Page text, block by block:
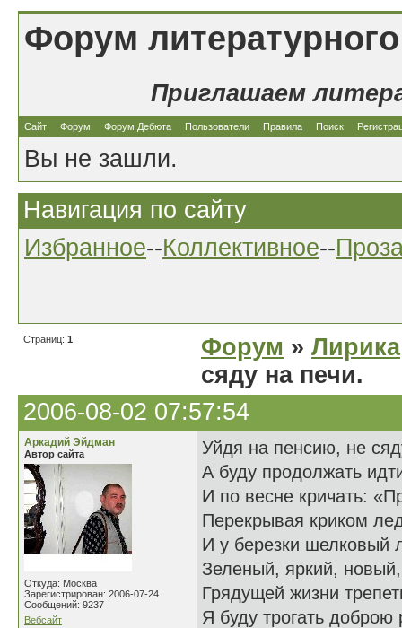
Форум
Приглашаем
Сайт Форум Форум Дебюта Пользователи Правила Поиск
Вы не зашли.
Навигация по сайту
Избранное--Коллективное--
Страниц: 1 Форум » Лирика
сяду на печи.
2006-08-02 07:57:54
Аркадий Эйдман
Автор сайта
Откуда: Москва
Зарегистрирован: 2006-07-24
Сообщений: 9237
Вебсайт
Уйдя на пенсию, не
А буду продолжать
И по весне кричать:
Перекрывая криком
И у березки шелковый
Зеленый, яркий,
Грядущей жизни
Я буду трогать доброю